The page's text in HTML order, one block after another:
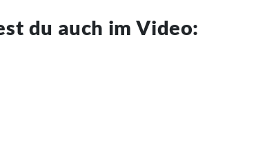
du auch im Video: